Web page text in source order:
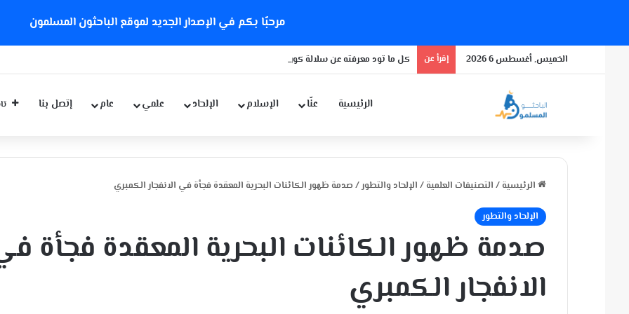
مرحبًا بكم في الإصدار الجديد لموقع الباحثون المسلمون
الخميس, أغسطس 6 2026 إقرأ عن كل ما تود معرفته عن سلالة كورونا الجديدة
الرئيسية عنّا الإسلام الإلحاد علمي عام إتصل بنا
الرئيسية / التصنيفات العلمية / الإلحاد والتطور/ صدمة ظهور الكائنات البحرية المعقدة فجأة في الانفجار الكمبري
الإلحاد والتطور
صدمة ظهور الكائنات البحرية المعقدة فجأة
الانفجار الكمبري